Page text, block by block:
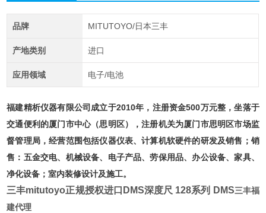
品牌 MITUTOYO/日本三丰
产地类别 进口
应用领域 电子/电池
福建精析仪器有限公司成立于2010年，注册资金500万元整，坐落于
交通便利的厦门市中心（思明区），注册机关为厦门市思明区市场监
督管理局，经营范围包括仪器仪表、计算机软硬件的研发及销售；销
售：五金交电、机械设备、电子产品、劳保用品、办公设备、家具、
净化设备；室内装修设计及施工。
三丰mitutoyo正规授权进口DMS深度尺 128系列 DMS三丰福
建代理